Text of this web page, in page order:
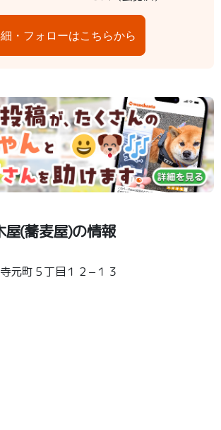
・フォローはこちらから
屋(蕎麦屋)の情報
元町５丁目１２−１３